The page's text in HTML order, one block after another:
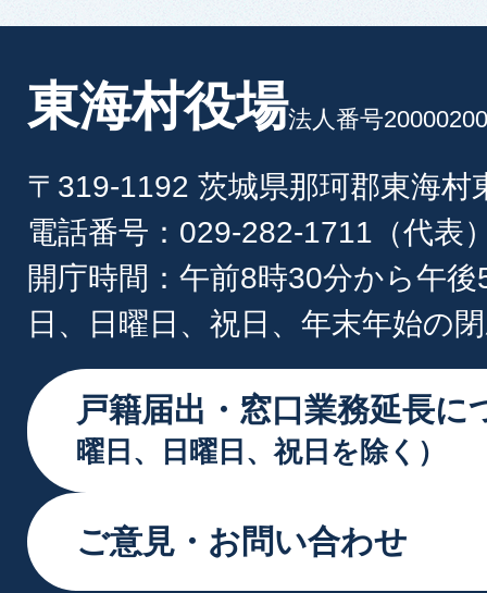
東海村役場法人番号
〒319-1192 茨城県那珂郡東海村
電話番号：029-282-1711（代表
開庁時間：午前8時30分から午
日、日曜日、祝日、年末年始の
戸籍届出・窓口業務延長に
曜日、日曜日、祝日を除く）
ご意見・お問い合わせ